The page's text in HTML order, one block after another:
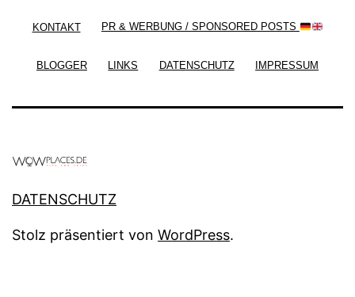
KONTAKT PR & WERBUNG / SPONSORED POSTS
BLOGGER LINKS DATENSCHUTZ IMPRESSUM
DATENSCHUTZ
Stolz präsentiert von WordPress.